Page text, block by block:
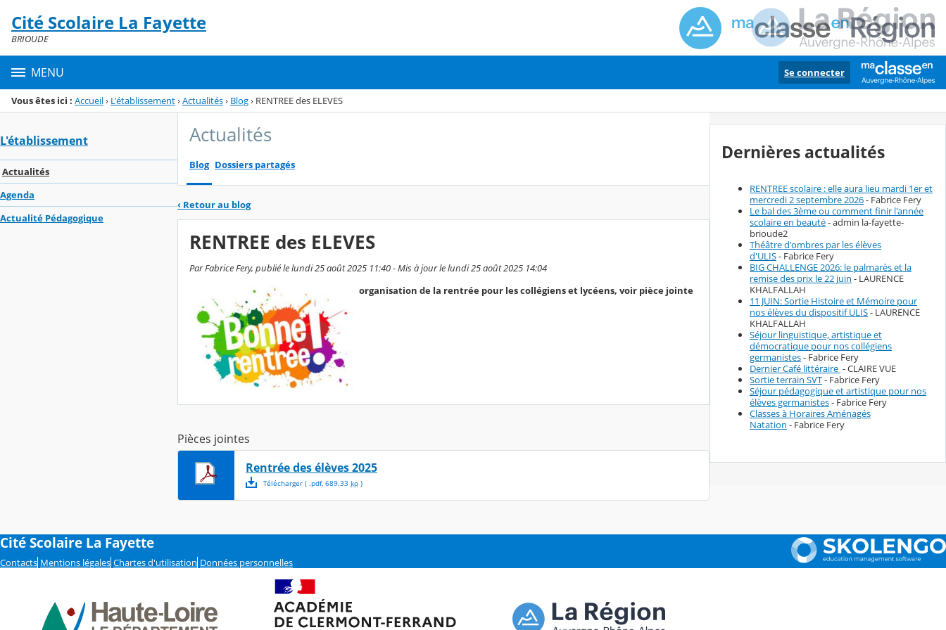
Menu de la rubrique
Contenu
Cité Scolaire La Fayette
BRIOUDE
MENU Se connecter
Vous êtes ici : Accueil› L'établissement›Actualités› Blog› RENTREE des ELEVES
L'établissement
Actualités
Agenda
Actualité Pédagogique
Actualités
Blog Dossiers partagés
‹ Retour au blog
RENTREE des ELEVES
Par Fabrice Fery, publié le lundi 25 août 2025 11:40 - Mis à jour le lundi 25 août 2025 14:04
organisation de la rentrée pour les collégiens et lycéens, voir pièce jointe
Pièces jointes
Rentrée des élèves 2025
Télécharger( .pdf, 689.33 ko)
Dernières actualités
RENTREE scolaire : elle aura lieu mardi 1er et
mercredi 2 septembre 2026- Fabrice Fery
Le bal des 3ème ou comment finir l'année
scolaire en beauté- admin la-fayette-
brioude2
Théâtre d'ombres par les élèves
d'ULIS- Fabrice Fery
BIG CHALLENGE 2026: le palmarès et la
remise des prix le 22 juin - LAURENCE
KHALFALLAH
11 JUIN: Sortie Histoire et Mémoire pour
nos élèves du dispositif ULIS- LAURENCE
KHALFALLAH
Séjour linguistique, artistique et
démocratique pour nos collégiens
germanistes- Fabrice Fery
Dernier Café littéraire - CLAIRE VUE
Sortie terrain SVT- Fabrice Fery
Séjour pédagogique et artistique pour nos
élèves germanistes- Fabrice Fery
Classes à Horaires Aménagés
Natation - Fabrice Fery
Cité Scolaire La Fayette
Contacts Mentions légales Chartes d'utilisation Données personnelles